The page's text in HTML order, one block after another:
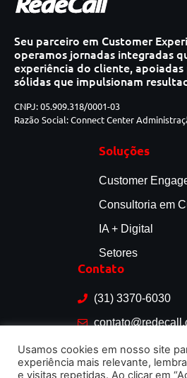
Seu parceiro em Customer
operamos jornadas integradas
experiência do cliente,
sólidas que impulsionam
CNPJ: 05.909.318/0001-03
Razão Social: Connect Center
Soluções
Customer
Consultoria em
IA + Digital
Setores
Contato
(31) 3370-6030
Rua dos Tamoios,
Usamos cookies em nosso site
experiência mais relevante,
e visitas repetidas. Ao clicar em